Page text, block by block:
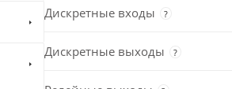
Дискретные входы ?
Дискретные выходы ?